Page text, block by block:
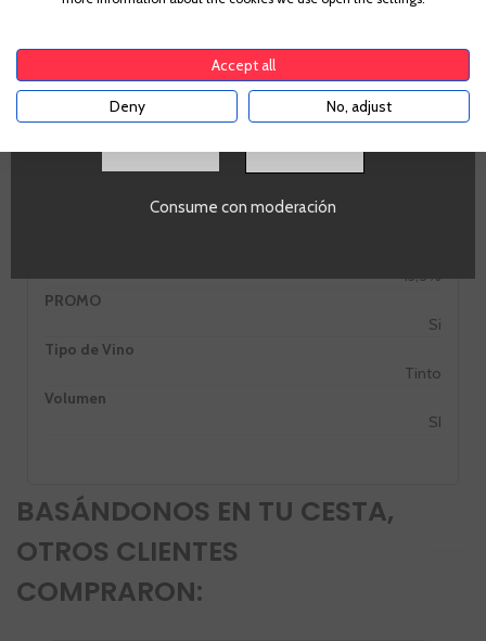
Denominación de Origen
Somontano
Moristel
Pais
13,5%
PROMO
Si
Tipo de Vino
Tinto
Volumen
SI
BASÁNDONOS EN TU CESTA,
OTROS CLIENTES
COMPRARON:
tu país de residencia, lo cual es suficiente para
aplicable. Confirma si tienes más de18años
Consume con moderación
Accept all
Deny No, adjust